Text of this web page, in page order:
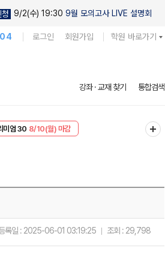
9/2(수) 19:30 9월 모의고사 LIVE 설명회
로그인 회원가입 학원 바로가기
강좌 · 교재 찾기 통합검색
8/10(월) 마감
록일 : 2025-06-01 03:19:25 조회 : 29,798